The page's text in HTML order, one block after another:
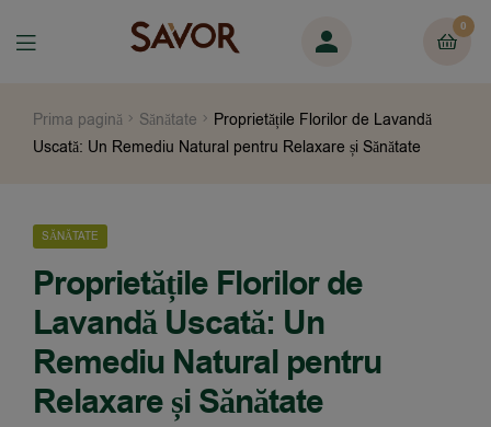
0
Prima pagină Sănătate
Proprietățile Florilor de Lavandă
Uscată: Un Remediu Natural pentru Relaxare și Sănătate
SĂNĂTATE
Proprietățile Florilor de
Lavandă Uscată: Un
Remediu Natural pentru
Relaxare și Sănătate